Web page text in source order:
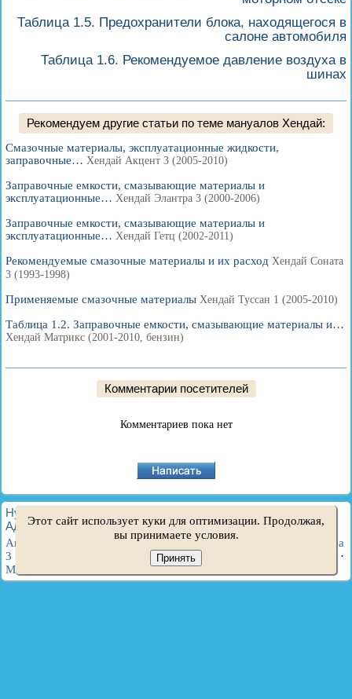
Таблица 1.5. Предохранители блока, находящегося в
салоне автомобиля
Таблица 1.6. Рекомендуемое давление воздуха в
шинах
Рекомендуем другие статьи по теме мануалов Хендай:
Смазочные материалы, эксплуатационные жидкости,
заправочные… Хендай Акцент 3 (2005-2010)
Заправочные емкости, смазывающие материалы и
эксплуатационные… Хендай Элантра 3 (2000-2006)
Заправочные емкости, смазывающие материалы и
эксплуатационные… Хендай Гетц (2002-2011)
Рекомендуемые смазочные материалы и их расход Хендай Соната
3 (1993-1998)
Применяемые смазочные материалы Хендай Туссан 1 (2005-2010)
Таблица 1.2. Заправочные емкости, смазывающие материалы и…
Хендай Матрикс (2001-2010, бензин)
Комментарии посетителей
Комментариев пока нет
HyundaiBook.ru © 2018-2026
·
Администрация·Поиск по сайту·Владельцам Хендай
Акцент 1 ·Акцент 3·Элантра 1·
Элантра
3
Соната 4·Санта Фе 2
·
Матрикс
Этот сайт использует куки для оптимизации. Продолжая,
вы принимаете условия.
Принять